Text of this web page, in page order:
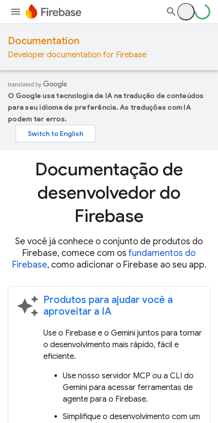
Documentation
Developer documentation for Firebase
O Google usa tecnologia de IA na tradução de conteúdos
para seu idioma de preferência. As traduções com IA
podem ter erros.
Documentação de
desenvolvedor do
Firebase
Se você já conhece o conjunto de produtos do
Firebase, comece com os fundamentos do
Firebase, como adicionar o Firebase ao seu app.
auto_awesome Produtos para ajudar você a
aproveitar a IA
Use o Firebase e o Gemini juntos para tornar
o desenvolvimento mais rápido, fácil e
eficiente.
Use nosso servidor MCP ou a CLI do
Gemini para acessar ferramentas de
agente para o Firebase.
Simplifique o desenvolvimento com um